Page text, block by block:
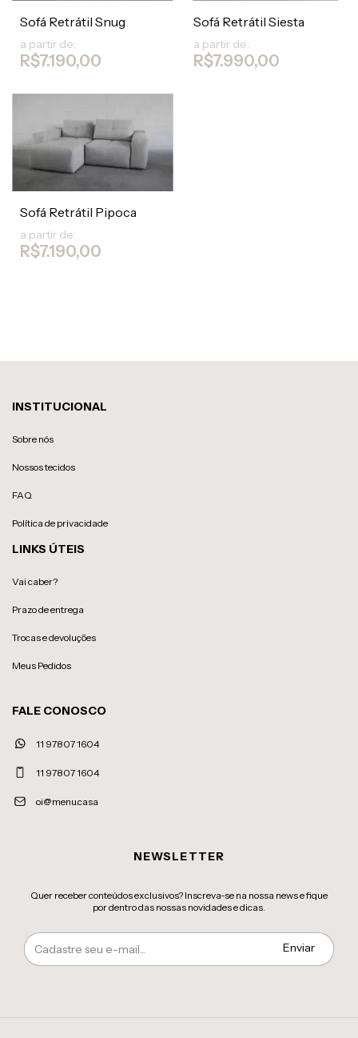
Sofá Retrátil Snug
a partir de:
R$7.190,00
Sofá Retrátil Siesta
a partir de:
R$7.990,00
Sofá Retrátil Pipoca
a partir de:
R$7.190,00
INSTITUCIONAL
Sobre nós
Nossos tecidos
FAQ
Política de privacidade
LINKS ÚTEIS
Vai caber?
Prazo de entrega
Trocas e devoluções
Meus Pedidos
FALE CONOSCO
11 97807 1604
11 97807 1604
oi@menu.casa
NEWSLETTER
Quer receber conteúdos exclusivos? Inscreva-se na nossa news e fique
por dentro das nossas novidades e dicas.